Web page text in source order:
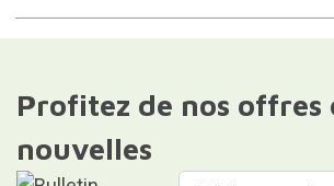
Profitez de nos offres
nouvelles